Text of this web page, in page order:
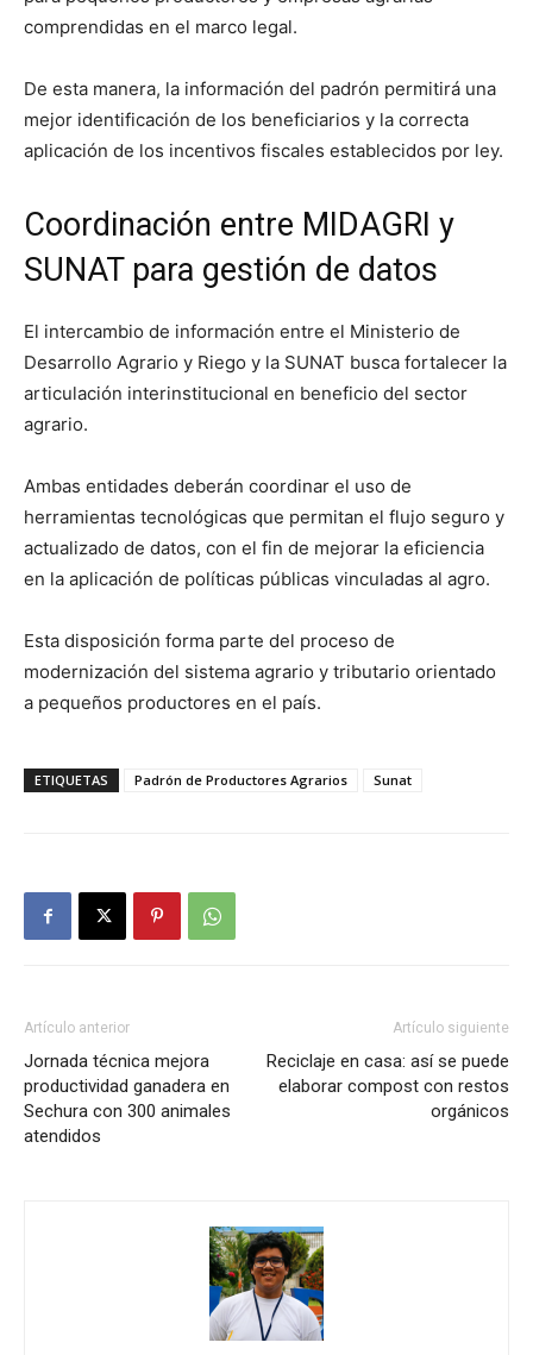
comprendidas en el marco legal.
De esta manera, la información del padrón permitirá una
mejor identificación de los beneficiarios y la correcta
aplicación de los incentivos fiscales establecidos por ley.
Coordinación entre MIDAGRI y
SUNAT para gestión de datos
El intercambio de información entre el Ministerio de
Desarrollo Agrario y Riego y la SUNAT busca fortalecer la
articulación interinstitucional en beneficio del sector
agrario.
Ambas entidades deberán coordinar el uso de
herramientas tecnológicas que permitan el flujo seguro y
actualizado de datos, con el fin de mejorar la eficiencia
en la aplicación de políticas públicas vinculadas al agro.
Esta disposición forma parte del proceso de
modernización del sistema agrario y tributario orientado
a pequeños productores en el país.
ETIQUETAS Padrón de Productores Agrarios Sunat
Artículo anterior
Jornada técnica mejora
productividad ganadera en
Sechura con 300 animales
atendidos
Artículo siguiente
Reciclaje en casa: así se puede
elaborar compost con restos
orgánicos